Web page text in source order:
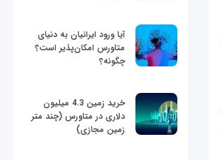
آیا ورود ایرانیان به دنیای
متاورس امکان‌پذیر است؟
چگونه؟
خرید زمین 4.3 میلیون
دلاری در متاورس (چند متر
زمین مجازی)